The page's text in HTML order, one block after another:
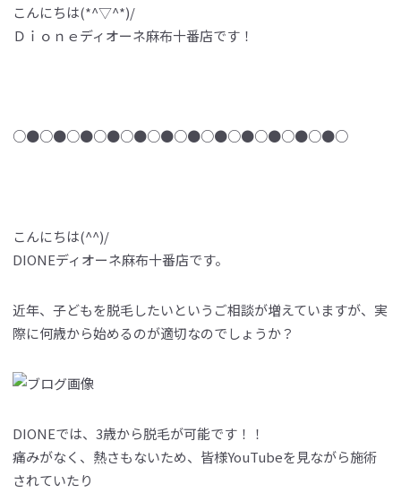
こんにちは(*^▽^*)/
Ｄｉｏｎｅディオーネ麻布十番店です！
○●○●○●○●○●○●○●○●○●○●○●○●○
こんにちは(^^)/
DIONEディオーネ麻布十番店です。
近年、子どもを脱毛したいというご相談が増えていますが、実
際に何歳から始めるのが適切なのでしょうか？
DIONEでは、3歳から脱毛が可能です！！
痛みがなく、熱さもないため、皆様YouTubeを見ながら施術
されていたり